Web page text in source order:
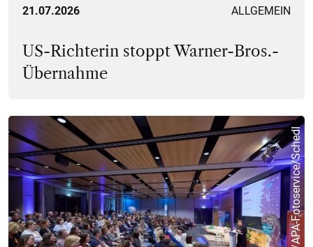
21.07.2026 ALLGEMEIN
US-Richterin stoppt Warner-Bros.-
Übernahme
© PRVA/APA-Fotoservice/Schedl